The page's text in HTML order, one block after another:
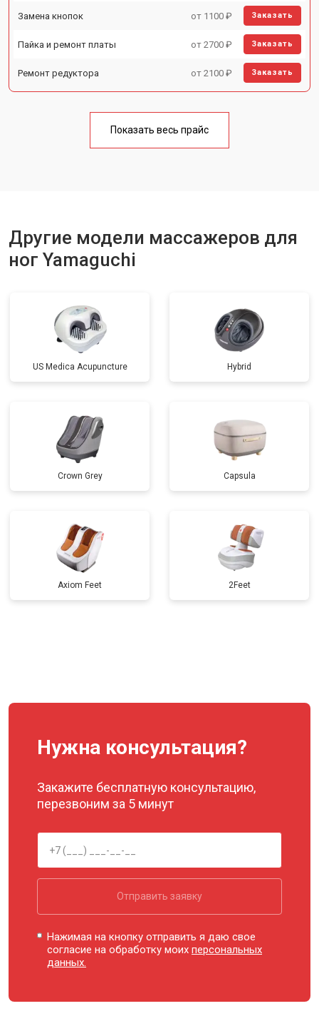
Замена кнопок от 1100 ₽ Заказать
Пайка и ремонт платы от 2700 ₽ Заказать
Ремонт редуктора от 2100 ₽ Заказать
Показать весь прайс
Другие модели массажеров для
ног Yamaguchi
US Medica Acupuncture Hybrid
Crown Grey Capsula
Axiom Feet 2Feet
Нужна консультация?
Закажите бесплатную консультацию,
перезвоним за 5 минут
Отправить заявку
Нажимая на кнопку отправить я даю свое
согласие на обработку моихперсональных
данных.